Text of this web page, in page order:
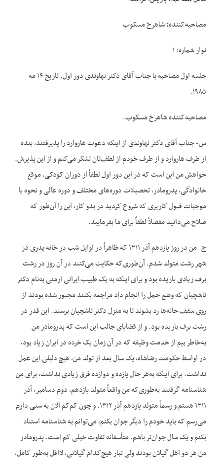
مصاحبه‌کننده:شاهرخ مسکوب
نوار شماره: ۱
جلسه اول مصاحبه با جناب آقای دکتر نهاوندی دور اول. تاریخ ۱۴ مه
۱۹۸۵.
مصاحبه‌کننده شاهرخ مسکوب.
س- جناب آقای دکتر نهاوندی از اینکه دعوت‌ هاروارد را پذیرفتند، بنده
از طرف هاروارد و از طرف خودم از لطف‌تان تشکر می‌کنم و از این پذیرش.
خواهش من این است که در این دور اول لطفاً از دوران کودکی، موقع
خانوادگی، پدرومادر، تحصیلات دوره‌های مختلف و دوره عالی و نحوه یا
موجبات قبول کاریری که شروع کردید در بدو کار، این را آن‌طور که
صلاح می‌دانید مفصلاً لطفاً برای ما بفرمایید.
ج- من در روز یازدهم آذر ۱۳۱۱ که ظاهراً در اوایل شب در خانه پدری در
شهر رشت متولد شدم. آن‌طور‌ی‌که حکایت می‌کنند در آن روز در رشت
برف زیادی باریده بود و برای اینکه به یک طبیب ایرانی ارمنی به‌نام دکتر
تاشچیان که وضع حمل را انجام داد مراجعه بکنند مجبور شده بودند از
روی سقف خانه‌ها رد بشوند تا به منزل دکتر تاشچیان برسند. این قدر در
رشت برف باریده بود. و از قضایای جالب این است که پدرومادر من
به‌خاطر بیم از خدمت وظیفه که در آن زمان یک خرده در ایران زیاد بود،
در اواسط حکومت رضاشاه، یک سال بعد از تولد من، هیچ دلیلی این عمل
نداشت. برای اینکه به‌هر حال یازده و دوازده فرق زیادی نداشت، برای من
شناسنامه گرفتند به‌طوری‌که من واقعاً متولد یازدهم، دوم دسامبر، آذر
۱۳۱۱ هستم و رسماً متولد یازدهم آذر ۱۳۱۲. و چون کم‌کم الان به سنی دارم
می‌رسم که باید خودم را دیگر جوان بکنم، می‌توانم به شناسنامه استناد
بکنم و یک سال جوان‌تر باشم. متأسفانه تفاوت خیلی کم است. پدرومادر
من هر دو اهل گیلان بودند ولی تبار هیچ‌کدام گیلانی، لااقل به‌طور کامل،